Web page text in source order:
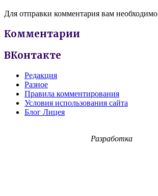
Для отправки комментария вам необходимо
Комментарии
ВКонтакте
Редакция
Разное
Правила комментирования
Условия использования сайта
Блог Лицея
Разработка